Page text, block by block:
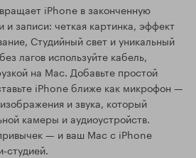
iPhone в законченную
и записи: четкая картинка, эффект
Студийный свет и уникальный
лагов используйте кабель,
на Mac. Добавьте простой
iPhone ближе как микрофон —
и звука, который
камеры и аудиоустройств.
— и ваш Mac с iPhone